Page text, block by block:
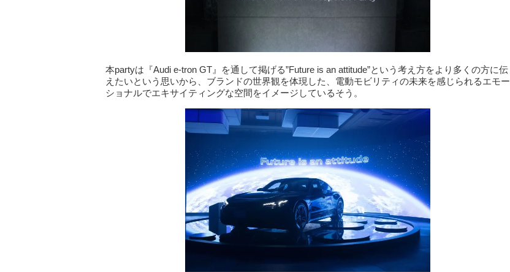
本partyは『Audi e-tron GT』を通して掲げる”Future is an attitude”という考え方をより多くの方に伝
えたいという思いから、ブランドの世界観を体現した、電動モビリティの未来を感じられるエモー
ショナルでエキサイティングな空間をイメージしているそう。